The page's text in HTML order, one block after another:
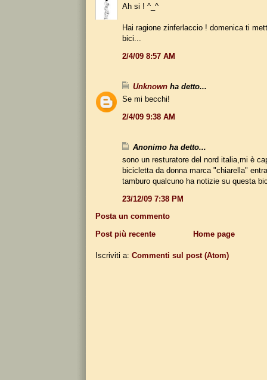
Ah si ! ^_^
Hai ragione zinferlaccio ! domenica ti
bici...
2/4/09 8:57 AM
Unknown ha detto...
Se mi becchi!
2/4/09 9:38 AM
Anonimo ha detto...
sono un resturatore del nord italia,mi è
bicicletta da donna marca "chiarella"
tamburo qualcuno ha notizie su questa
23/12/09 7:38 PM
Posta un commento
Post più recente
Home page
Iscriviti a: Commenti sul post (Atom)